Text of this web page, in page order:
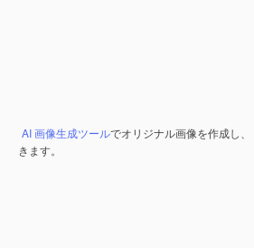
AI 画像生成ツールでオリジナル画像を作成し、
きます。